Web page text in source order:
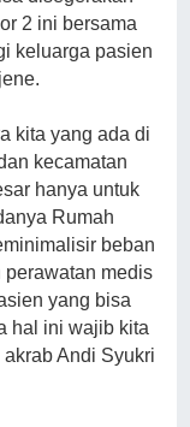
2 ini bersama
keluarga pasien
kita yang ada di
kecamatan
hanya untuk
Rumah
beban
perawatan medis
yang bisa
hal ini wajib kita
Andi Syukri